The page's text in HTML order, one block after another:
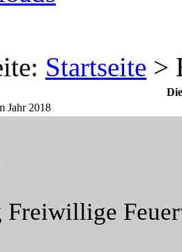
Startseite >
Jahr 2018
Freiwillige